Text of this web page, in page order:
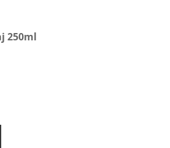
250ml